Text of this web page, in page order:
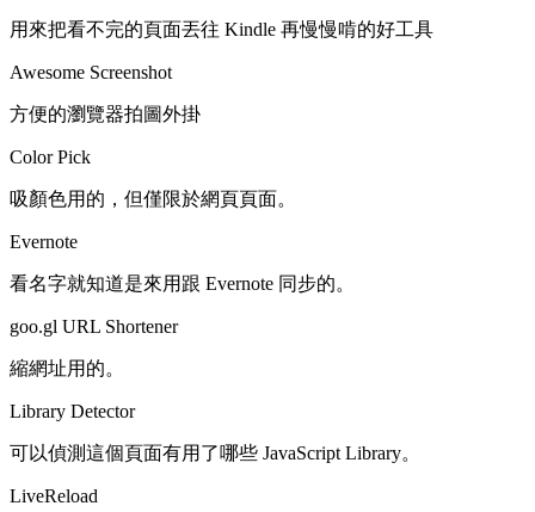
用來把看不完的頁面丟往 Kindle 再慢慢啃的好工具
Awesome Screenshot
方便的瀏覽器拍圖外掛
Color Pick
吸顏色用的，但僅限於網頁頁面。
Evernote
看名字就知道是來用跟 Evernote 同步的。
goo.gl URL Shortener
縮網址用的。
Library Detector
可以偵測這個頁面有用了哪些 JavaScript Library。
LiveReload